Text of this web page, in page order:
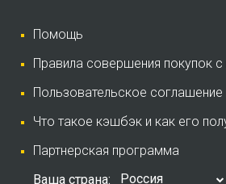
Помощь
Правила совершения покупок
Пользовательское соглашение
Что такое кэшбэк и как его
Партнерская программа
Ваша страна:
Россия